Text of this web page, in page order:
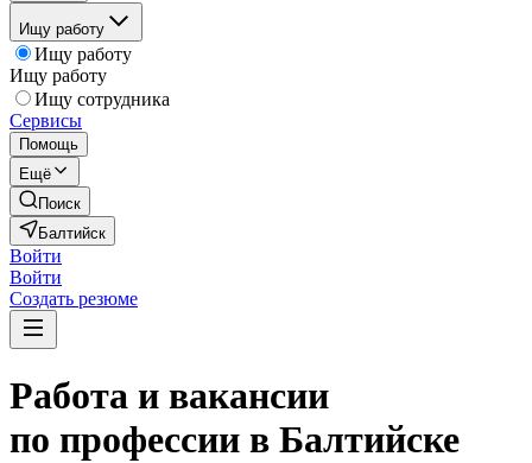
Ищу работу
Ищу работу
Ищу работу
Ищу сотрудника
Сервисы
Помощь
Ещё
Поиск
Балтийск
Войти
Войти
Создать резюме
Работа и вакансии
по профессии в Балтийске